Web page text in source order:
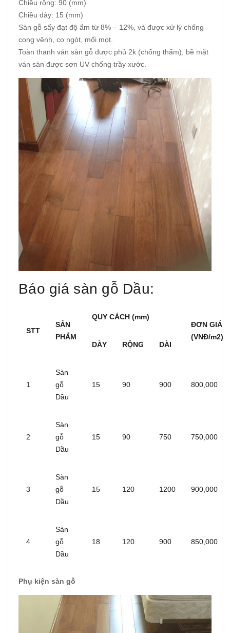
Chiều rộng: 90 (mm)
Chiều dày: 15 (mm)
Sàn gỗ sấy đạt độ ẩm từ 8% – 12%, và được xử lý chống
cong vênh, co ngót, mối mọt.
Toàn thanh ván sàn gỗ được phủ 2k (chống thấm), bề mặt
ván sàn được sơn UV chống trầy xước.
Báo giá sàn gỗ Dầu:
STT
SẢN
PHẨM
QUY CÁCH (mm)
ĐƠN GIÁ
(VNĐ/m2)
DÀY
RỘNG DÀI
1
Sàn
gỗ
Dầu
15 90 900 800,000
2
Sàn
gỗ
Dầu
15 90 750 750,000
3
Sàn
gỗ
Dầu
15 120 1200 900,000
4
Sàn
gỗ
Dầu
18 120 900 850,000
Phụ kiện sàn gỗ